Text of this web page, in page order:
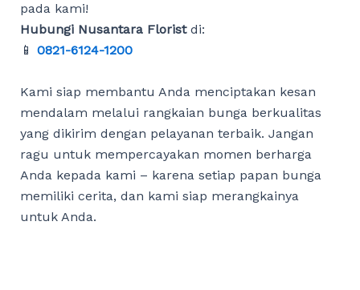
pada kami!
Hubungi Nusantara Floristdi:
📱 0821-6124-1200
Kami siap membantu Anda menciptakan kesan
mendalam melalui rangkaian bunga berkualitas
yang dikirim dengan pelayanan terbaik. Jangan
ragu untuk mempercayakan momen berharga
Anda kepada kami – karena setiap papan bunga
memiliki cerita, dan kami siap merangkainya
untuk Anda.